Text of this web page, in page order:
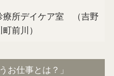
療所デイケア室 （吉野
前川）
お仕事とは？」